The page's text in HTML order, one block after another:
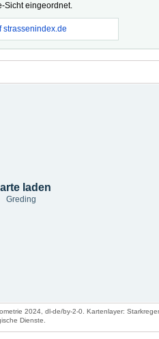
Sicht eingeordnet.
strassenindex.de
laden
Greding
2024, dl-de/by-2-0. Kartenlayer:
Dienste.